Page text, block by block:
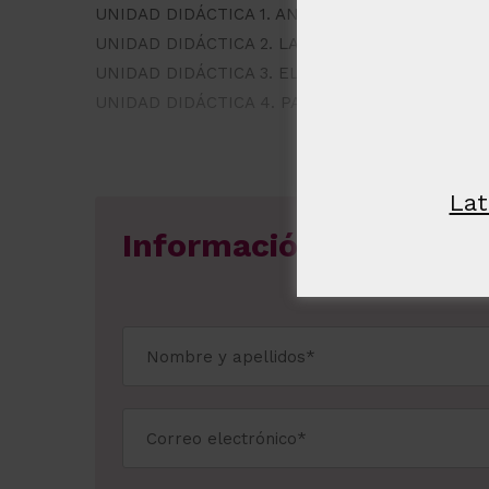
UNIDAD DIDÁCTICA 1. ANTECEDENTES DE LA
UNIDAD DIDÁCTICA 2. LA IMAGEN: SUS
UNIDAD DIDÁCTICA 3. EL ASESOR DE IMAGEN
UNIDAD DIDÁCTICA 4. PARÁMETROS BÁSICOS
Información gratuita y